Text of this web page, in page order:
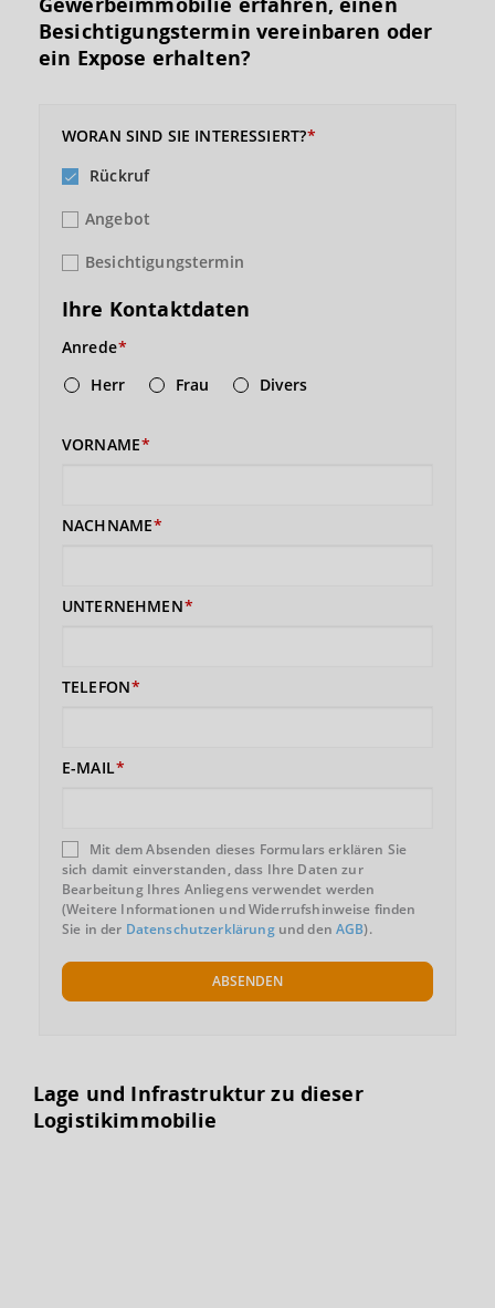
Besichtigungs­termin vereinbaren oder
ein Expose erhalten?
WORAN SIND SIE INTERESSIERT?
Rückruf
Angebot
Besichtigungstermin
Ihre Kontaktdaten
Anrede
Herr
Frau Divers
VORNAME
NACHNAME
UNTERNEHMEN
TELEFON
E-MAIL
Mit dem Absenden dieses Formulars erklären Sie
sich damit einverstanden, dass Ihre Daten zur
Bearbeitung Ihres Anliegens verwendet werden
(Weitere Informationen und Widerrufshinweise finden
Sie in der Datenschutzerklärungund denAGB).
ABSENDEN
Lage und Infrastruktur zu dieser
Logistikimmobilie